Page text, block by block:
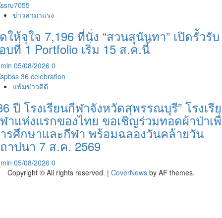
ข่าวล่ามาแรง
ให้จุใจ 7,196 ที่นั่ง “สวนสุนันทา” เปิดรั้วรับ
บที่ 1 Portfolio เริ่ม 15 ส.ค.นี้
05/08/2026 0
แฟ้มข่าวดีดี
ปี โรงเรียนกีฬาจังหวัดสุพรรณบุรี” โรงเรี
าแห่งแรกของไทย ขอเชิญร่วมทอดผ้าป่าเ
รศึกษาและกีฬา พร้อมฉลองวันคล้ายวัน
าปนา 7 ส.ค. 2569
05/08/2026 0
Copyright © All rights reserved. | CoverNews by AF themes.